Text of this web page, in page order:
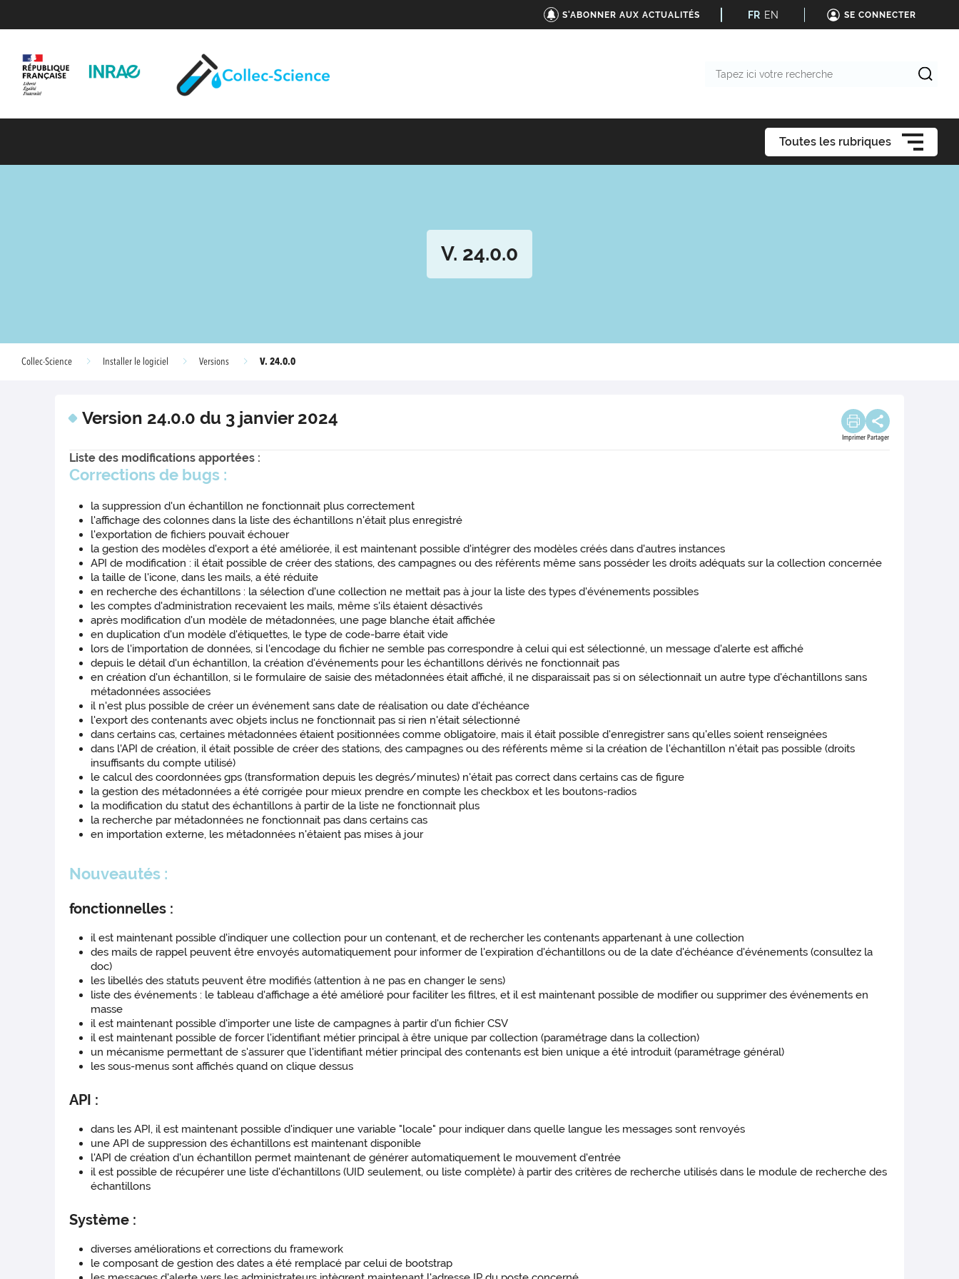
S'ABONNER AUX ACTUALITÉS FR EN SE CONNECTER
Toutes les rubriques
V. 24.0.0
Collec-Science Installer le logiciel Versions V. 24.0.0
Version 24.0.0 du 3 janvier 2024
Imprimer Partager
Liste des modifications apportées :
Corrections de bugs :
la suppression d'un échantillon ne fonctionnait plus correctement
l'affichage des colonnes dans la liste des échantillons n'était plus enregistré
l'exportation de fichiers pouvait échouer
la gestion des modèles d'export a été améliorée, il est maintenant possible d'intégrer des modèles créés dans d'autres instances
API de modification : il était possible de créer des stations, des campagnes ou des référents même sans posséder les droits adéquats sur la collection concernée
la taille de l'icone, dans les mails, a été réduite
en recherche des échantillons : la sélection d'une collection ne mettait pas à jour la liste des types d'événements possibles
les comptes d'administration recevaient les mails, même s'ils étaient désactivés
après modification d'un modèle de métadonnées, une page blanche était affichée
en duplication d'un modèle d'étiquettes, le type de code-barre était vide
lors de l'importation de données, si l'encodage du fichier ne semble pas correspondre à celui qui est sélectionné, un message d'alerte est affiché
depuis le détail d'un échantillon, la création d'événements pour les échantillons dérivés ne fonctionnait pas
en création d'un échantillon, si le formulaire de saisie des métadonnées était affiché, il ne disparaissait pas si on sélectionnait un autre type d'échantillons sans
métadonnées associées
il n'est plus possible de créer un événement sans date de réalisation ou date d'échéance
l'export des contenants avec objets inclus ne fonctionnait pas si rien n'était sélectionné
dans certains cas, certaines métadonnées étaient positionnées comme obligatoire, mais il était possible d'enregistrer sans qu'elles soient renseignées
dans l'API de création, il était possible de créer des stations, des campagnes ou des référents même si la création de l'échantillon n'était pas possible (droits
insuffisants du compte utilisé)
le calcul des coordonnées gps (transformation depuis les degrés/minutes) n'était pas correct dans certains cas de figure
la gestion des métadonnées a été corrigée pour mieux prendre en compte les checkbox et les boutons-radios
la modification du statut des échantillons à partir de la liste ne fonctionnait plus
la recherche par métadonnées ne fonctionnait pas dans certains cas
en importation externe, les métadonnées n'étaient pas mises à jour
Nouveautés :
fonctionnelles :
il est maintenant possible d'indiquer une collection pour un contenant, et de rechercher les contenants appartenant à une collection
des mails de rappel peuvent être envoyés automatiquement pour informer de l'expiration d'échantillons ou de la date d'échéance d'événements (consultez la
doc)
les libellés des statuts peuvent être modifiés (attention à ne pas en changer le sens)
liste des événements : le tableau d'affichage a été amélioré pour faciliter les filtres, et il est maintenant possible de modifier ou supprimer des événements en
masse
il est maintenant possible d'importer une liste de campagnes à partir d'un fichier CSV
il est maintenant possible de forcer l'identifiant métier principal à être unique par collection (paramétrage dans la collection)
un mécanisme permettant de s'assurer que l'identifiant métier principal des contenants est bien unique a été introduit (paramétrage général)
les sous-menus sont affichés quand on clique dessus
API :
dans les API, il est maintenant possible d'indiquer une variable "locale" pour indiquer dans quelle langue les messages sont renvoyés
une API de suppression des échantillons est maintenant disponible
l'API de création d'un échantillon permet maintenant de générer automatiquement le mouvement d'entrée
il est possible de récupérer une liste d'échantillons (UID seulement, ou liste complète) à partir des critères de recherche utilisés dans le module de recherche des
échantillons
Système :
diverses améliorations et corrections du framework
le composant de gestion des dates a été remplacé par celui de bootstrap